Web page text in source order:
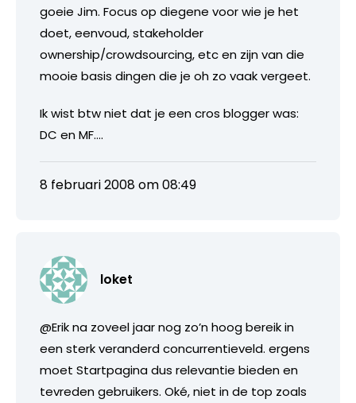
goeie Jim. Focus op diegene voor wie je het
doet, eenvoud, stakeholder
ownership/crowdsourcing, etc en zijn van die
mooie basis dingen die je oh zo vaak vergeet.
Ik wist btw niet dat je een cros blogger was:
DC en MF….
8 februari 2008 om 08:49
loket
@Erik na zoveel jaar nog zo’n hoog bereik in
een sterk veranderd concurrentieveld. ergens
moet Startpagina dus relevantie bieden en
tevreden gebruikers. Oké, niet in de top zoals